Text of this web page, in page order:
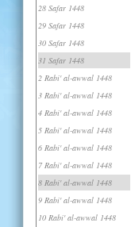
28 Safar 1448
29 Safar 1448
30 Safar 1448
31 Safar 1448
2 Rabi' al-awwal 1448
3 Rabi' al-awwal 1448
4 Rabi' al-awwal 1448
5 Rabi' al-awwal 1448
6 Rabi' al-awwal 1448
7 Rabi' al-awwal 1448
8 Rabi' al-awwal 1448
9 Rabi' al-awwal 1448
10 Rabi' al-awwal 1448